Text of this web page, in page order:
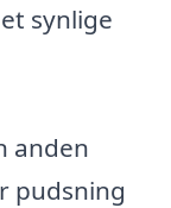
synlige
anden
pudsning